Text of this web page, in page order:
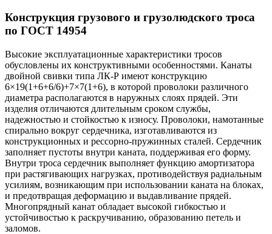
Конструкция грузового и грузолюдского троса
по ГОСТ 14954
Высокие эксплуатационные характеристики тросов
обусловлены их конструктивными особенностями. Канаты
двойной свивки типа ЛК-Р имеют конструкцию
6×19(1+6+6/6)+7×7(1+6), в которой проволоки различного
диаметра располагаются в наружных слоях прядей. Эти
изделия отличаются длительным сроком службы,
надежностью и стойкостью к износу. Проволоки, намотанные
спирально вокруг сердечника, изготавливаются из
конструкционных и рессорно-пружинных сталей. Сердечник
заполняет пустоты внутри каната, поддерживая его форму.
Внутри троса сердечник выполняет функцию амортизатора
при растягивающих нагрузках, противодействуя радиальным
усилиям, возникающим при использовании каната на блоках,
и предотвращая деформацию и выдавливание прядей.
Многопрядный канат обладает высокой гибкостью и
устойчивостью к раскручиванию, образованию петель и
заломов.